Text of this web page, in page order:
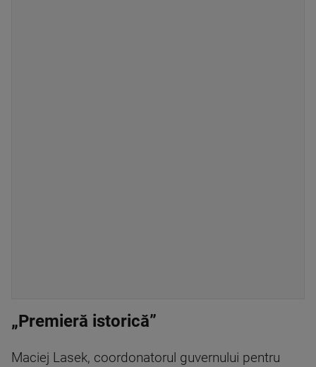
„Premieră istorică”
Maciej Lasek, coordonatorul guvernului pentru